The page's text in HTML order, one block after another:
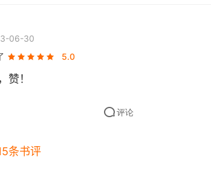
篇 俄国史(2)：三个沙皇去找水
06-30
5.0
赞！
评论
条书评